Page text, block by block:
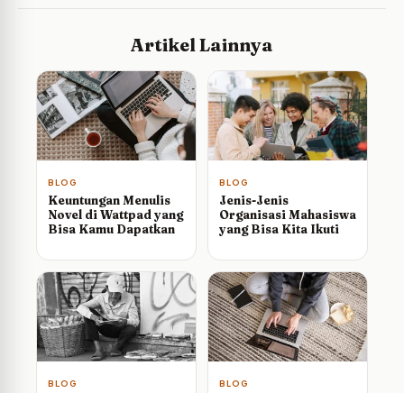
Artikel Lainnya
BLOG
Keuntungan Menulis
Novel di Wattpad yang
Bisa Kamu Dapatkan
BLOG
Jenis-Jenis
Organisasi Mahasiswa
yang Bisa Kita Ikuti
BLOG BLOG